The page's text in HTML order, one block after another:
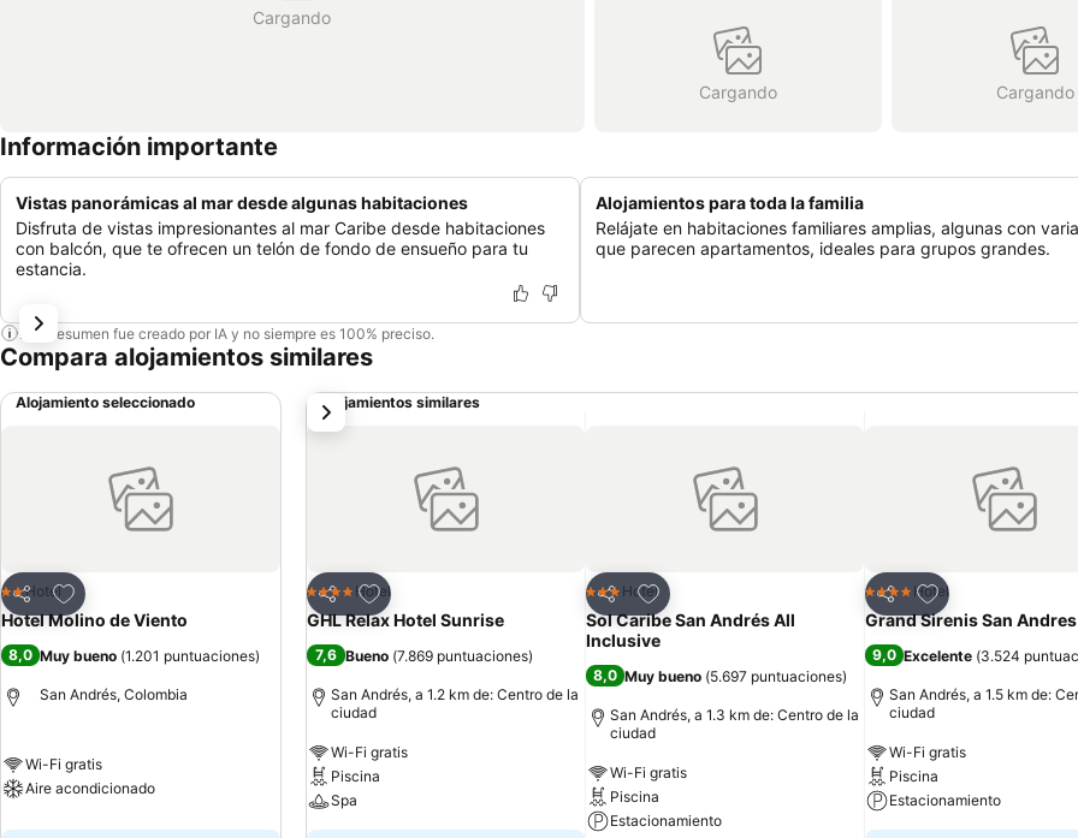
Cargando
Cargando Cargando
Información importante
Vistas panorámicas al mar desde algunas habitaciones
Disfruta de vistas impresionantes al mar Caribe desde habitaciones
con balcón, que te ofrecen un telón de fondo de ensueño para tu
estancia.
Alojamientos para toda la familia
Relájate en habitaciones familiares amplias, algunas con
que parecen apartamentos, ideales para grupos grandes.
Este resumen fue creado por IA y no siempre es 100% preciso.
Compara alojamientos similares
Alojamiento seleccionado
Compartir
Agregar a favoritos
2 Estrellas
Hotel
Hotel Molino de Viento
8,0 Muy bueno (1.201 puntuaciones)
San Andrés, Colombia
Wi-Fi gratis
Aire acondicionado
Alojamientos similares
Compartir
Agregar a favoritos
4 EstrellasHotel
GHL Relax Hotel Sunrise
7,6 Bueno (7.869 puntuaciones)
San Andrés, a 1.2 km de: Centro de la
ciudad
Wi-Fi gratis
Piscina
Spa
Compartir
Agregar a favoritos
3 Estrellas
Hotel
Sol Caribe San Andrés All
Inclusive
8,0 Muy bueno (5.697 puntuaciones)
San Andrés, a 1.3 km de: Centro de la
ciudad
Wi-Fi gratis
Piscina
Estacionamiento
Compartir
Agregar a
4 EstrellasHotel
Grand Sirenis San Andres
9,0 Excelente (3.524
San Andrés, a 1.5 km de:
ciudad
Wi-Fi gratis
Piscina
Estacionamiento
siguiente